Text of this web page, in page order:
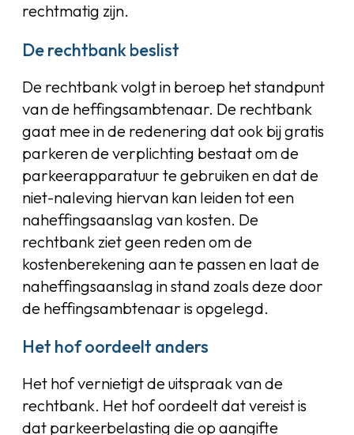
rechtmatig zijn.
De rechtbank beslist
De rechtbank volgt in beroep het standpunt
van de heffingsambtenaar. De rechtbank
gaat mee in de redenering dat ook bij gratis
parkeren de verplichting bestaat om de
parkeerapparatuur te gebruiken en dat de
niet-naleving hiervan kan leiden tot een
naheffingsaanslag van kosten. De
rechtbank ziet geen reden om de
kostenberekening aan te passen en laat de
naheffingsaanslag in stand zoals deze door
de heffingsambtenaar is opgelegd.
Het hof oordeelt anders
Het hof vernietigt de uitspraak van de
rechtbank. Het hof oordeelt dat vereist is
dat parkeerbelasting die op aangifte